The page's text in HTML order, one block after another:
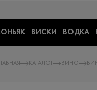
ВИСКИ ВОДКА
КАТАЛОГ ВИНО